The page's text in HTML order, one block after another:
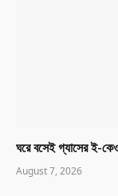
ঘরে বসেই গ্যাসের ই-
August 7, 2026